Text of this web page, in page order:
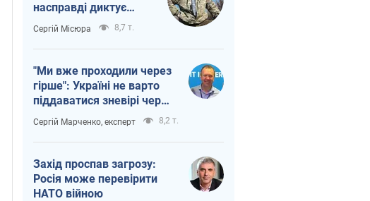
насправді диктує
темп війни
Сергій Місюра 8,7 т.
"Ми вже проходили через
гірше": Україні не варто
піддаватися зневірі через
ракетний терор
Сергій Марченко, експерт 8,2 т.
Захід проспав загрозу:
Росія може перевірити
НАТО війною